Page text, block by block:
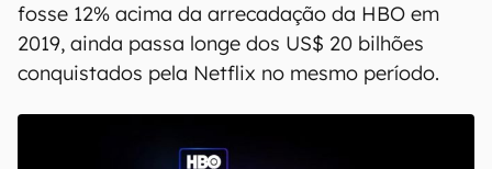
fosse 12% acima da arrecadação da HBO em
2019, ainda passa longe dos US$ 20 bilhões
conquistados pela Netflix no mesmo período.